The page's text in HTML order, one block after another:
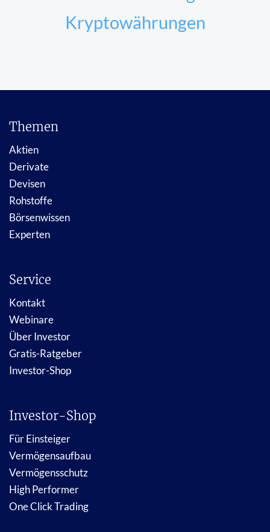
Kryptowährungen
Themen
Aktien
Derivate
Devisen
Rohstoffe
Börsenwissen
Experten
Service
Kontakt
Webinare
Über Investor
Gratis-Ratgeber
Investor-Shop
Investor-Shop
Für Einsteiger
Vermögensaufbau
Vermögensschutz
High Performer
One Click Trading